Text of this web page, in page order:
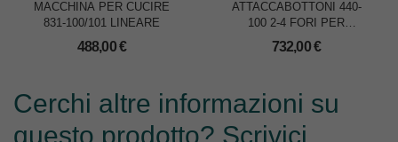
MACCHINA PER CUCIRE
831-100/101 LINEARE
488,00€
ATTACCABOTTONI 440-
100 2-4 FORI PER
CAMICERIA
732,00€
Cerchi altre informazioni su
questo prodotto? Scrivici